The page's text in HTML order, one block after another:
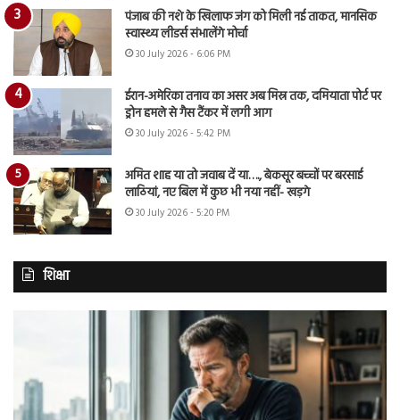
पंजाब की नशे के खिलाफ जंग को मिली नई ताकत, मानसिक
स्वास्थ्य लीडर्स संभालेंगे मोर्चा
30 July 2026 - 6:06 PM
ईरान-अमेरिका तनाव का असर अब मिस्र तक, दमियाता पोर्ट पर
ड्रोन हमले से गैस टैंकर में लगी आग
30 July 2026 - 5:42 PM
अमित शाह या तो जवाब दें या…., बेकसूर बच्चों पर बरसाई
लाठियां, नए बिल में कुछ भी नया नहीं- खड़गे
30 July 2026 - 5:20 PM
शिक्षा